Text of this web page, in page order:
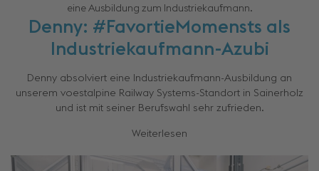
eine Ausbildung zum Industriekaufmann.
Denny: #FavortieMomensts als
Industriekaufmann-Azubi
Denny absolviert eine Industriekaufmann-Ausbildung an
unserem voestalpine Railway Systems-Standort in Sainerholz
und ist mit seiner Berufswahl sehr zufrieden.
Weiterlesen